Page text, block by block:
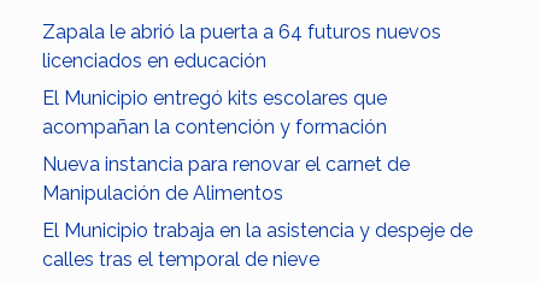
Zapala le abrió la puerta a 64 futuros nuevos
licenciados en educación
El Municipio entregó kits escolares que
acompañan la contención y formación
Nueva instancia para renovar el carnet de
Manipulación de Alimentos
El Municipio trabaja en la asistencia y despeje de
calles tras el temporal de nieve